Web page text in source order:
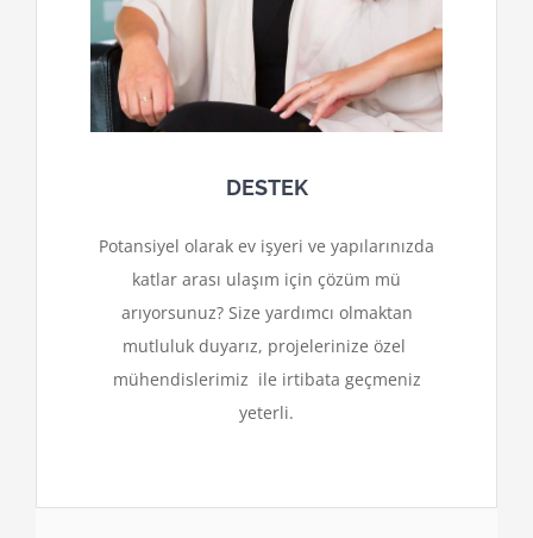
DESTEK
Potansiyel olarak ev işyeri ve yapılarınızda
katlar arası ulaşım için çözüm mü
arıyorsunuz? Size yardımcı olmaktan
mutluluk duyarız, projelerinize özel
mühendislerimiz ile irtibata geçmeniz
yeterli.